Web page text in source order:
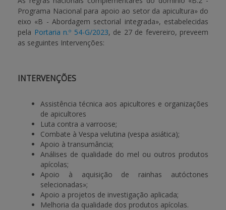
Programa Nacional para apoio ao setor da apicultura» do
eixo «B - Abordagem sectorial integrada», estabelecidas
pela Portaria n.º 54-G/2023, de 27 de fevereiro, preveem
as seguintes Intervenções:
INTERVENÇÕES
Assistência técnica aos apicultores e organizações
de apicultores
Luta contra a varroose;
Combate à Vespa velutina (vespa asiática);
Apoio à transumância;
Análises de qualidade do mel ou outros produtos
apícolas;
Apoio à aquisição de rainhas autóctones
selecionadas»;
Apoio a projetos de investigação aplicada;
Melhoria da qualidade dos produtos apícolas.